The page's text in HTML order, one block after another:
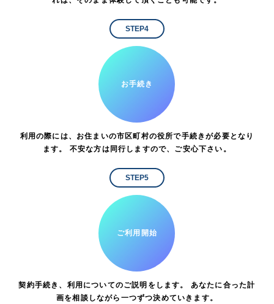
STEP4
お手続き
利用の際には、お住まいの市区町村の役所で手続きが必要となり
ます。 不安な方は同行しますので、ご安心下さい。
STEP5
ご利用開始
契約手続き、利用についてのご説明をします。 あなたに合った計
画を相談しながら一つずつ決めていきます。